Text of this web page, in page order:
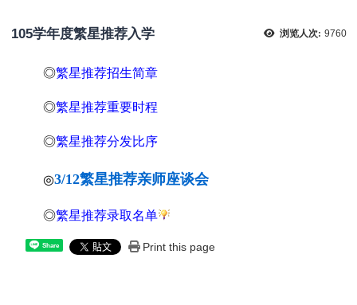
浏览人次: 9760
105学年度繁星推荐入学
◎繁星推荐招生简章
◎繁星推荐重要时程
◎繁星推荐分发比序
◎3/12繁星推荐亲师座谈会
◎繁星推荐录取名单
Share Print this page